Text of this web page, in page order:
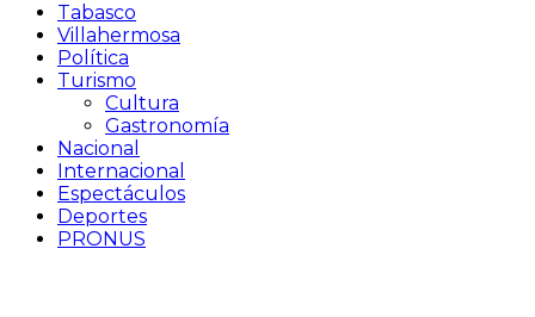
Tabasco
Villahermosa
Política
Turismo
Cultura
Gastronomía
Nacional
Internacional
Espectáculos
Deportes
PRONUS